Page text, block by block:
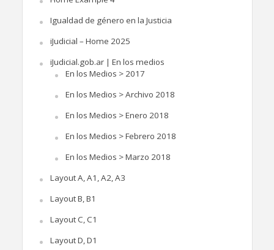
Igualdad de género en la Justicia
iJudicial – Home 2025
iJudicial.gob.ar | En los medios
En los Medios > 2017
En los Medios > Archivo 2018
En los Medios > Enero 2018
En los Medios > Febrero 2018
En los Medios > Marzo 2018
Layout A, A1, A2, A3
Layout B, B1
Layout C, C1
Layout D, D1